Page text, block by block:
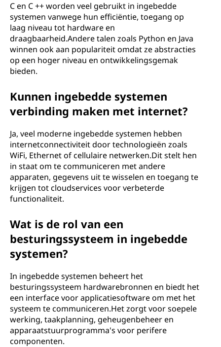
C en C ++ worden veel gebruikt in ingebedde
systemen vanwege hun efficiëntie, toegang op
laag niveau tot hardware en
draagbaarheid.Andere talen zoals Python en Java
winnen ook aan populariteit omdat ze abstracties
op een hoger niveau en ontwikkelingsgemak
bieden.
Kunnen ingebedde systemen
verbinding maken met internet?
Ja, veel moderne ingebedde systemen hebben
internetconnectiviteit door technologieën zoals
WiFi, Ethernet of cellulaire netwerken.Dit stelt hen
in staat om te communiceren met andere
apparaten, gegevens uit te wisselen en toegang te
krijgen tot cloudservices voor verbeterde
functionaliteit.
Wat is de rol van een
besturingssysteem in ingebedde
systemen?
In ingebedde systemen beheert het
besturingssysteem hardwarebronnen en biedt het
een interface voor applicatiesoftware om met het
systeem te communiceren.Het zorgt voor soepele
werking, taakplanning, geheugenbeheer en
apparaatstuurprogramma's voor perifere
componenten.